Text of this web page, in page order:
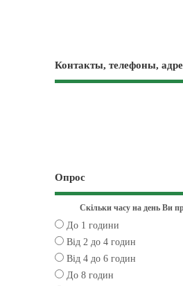
Контакты, телефоны,
Опрос
Скільки часу на день Ви
До 1 години
Від 2 до 4 годин
Від 4 до 6 годин
До 8 годин